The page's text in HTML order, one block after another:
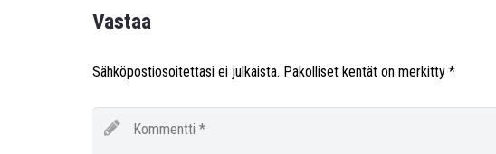
Vastaa
Sähköpostiosoitettasi ei julkaista. Pakolliset kentät on merkitty *